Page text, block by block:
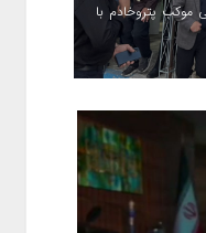
پتروخادم با